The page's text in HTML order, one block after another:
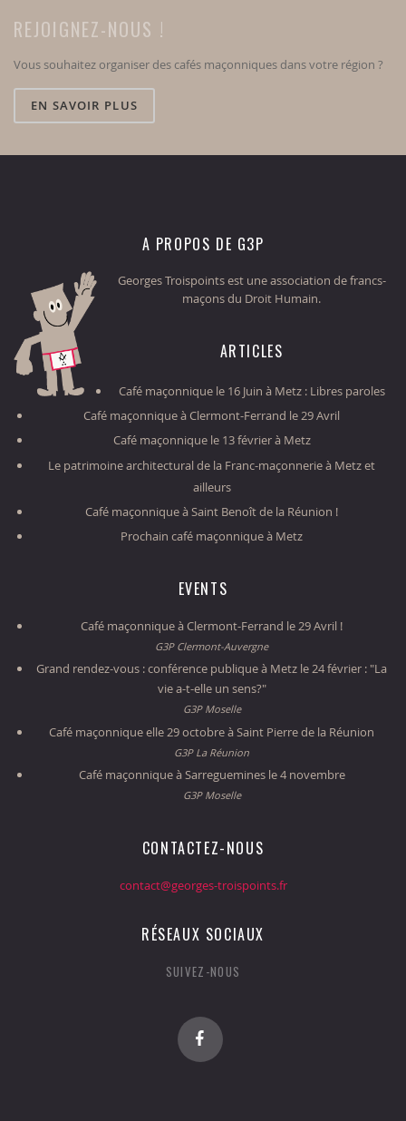
REJOIGNEZ-NOUS !
Vous souhaitez organiser des cafés maçonniques dans votre région ?
EN SAVOIR PLUS
A PROPOS DE G3P
Georges Troispoints est une association de francs-
maçons du Droit Humain.
ARTICLES
Café maçonnique le 16 Juin à Metz : Libres paroles
Café maçonnique à Clermont-Ferrand le 29 Avril
Café maçonnique le 13 février à Metz
Le patrimoine architectural de la Franc-maçonnerie à Metz et
ailleurs
Café maçonnique à Saint Benoît de la Réunion !
Prochain café maçonnique à Metz
EVENTS
Café maçonnique à Clermont-Ferrand le 29 Avril !
G3P Clermont-Auvergne
Grand rendez-vous : conférence publique à Metz le 24 février : "La
vie a-t-elle un sens?"
G3P Moselle
Café maçonnique elle 29 octobre à Saint Pierre de la Réunion
G3P La Réunion
Café maçonnique à Sarreguemines le 4 novembre
G3P Moselle
CONTACTEZ-NOUS
contact@georges-troispoints.fr
RÉSEAUX SOCIAUX
SUIVEZ-NOUS